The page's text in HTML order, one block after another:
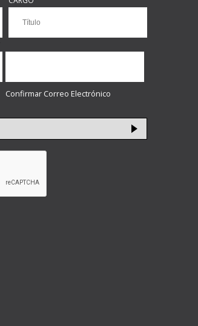
Confirmar Correo Electrónico